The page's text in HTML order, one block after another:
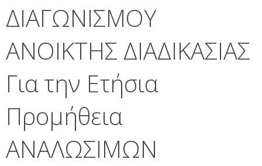
ΔΙΑΓΩΝΙΣΜΟΥ
ΑΝΟΙΚΤΗΣ ΔΙΑΔΙΚΑΣΙΑΣ
Για την Ετήσια
Προμήθεια
ΑΝΑΛΩΣΙΜΩΝ